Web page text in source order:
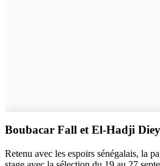
Boubacar Fall et El-Hadji
Retenu avec les espoirs sénégalais, la